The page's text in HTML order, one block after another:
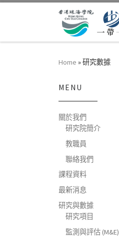
Skip to content
Home »研究數據
MENU
關於我們
研究院簡介
教職員
聯絡我們
課程資料
最新消息
研究與數據
研究項目
監測與評估 (M&E)